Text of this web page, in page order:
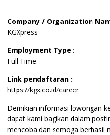
Company / Organization
KGXpress
Employment Type :
Full Time
Link pendaftaran :
https://kgx.co.id/career
Demikian informasi lowongan
dapat kami bagikan dalam
mencoba dan semoga berhasil